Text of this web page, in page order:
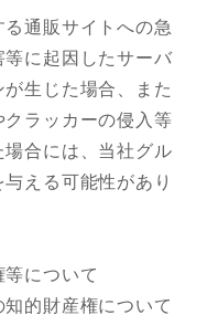
通販サイトへの急
に起因したサーバ
生じた場合、また
ラッカーの侵入等
合には、当社グル
える可能性があり
について
的財産権について